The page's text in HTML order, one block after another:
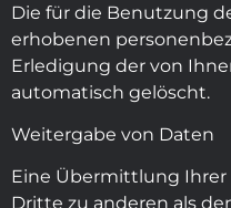
Die für die Benutzung
erhobenen
Erledigung der von
automatisch gelöscht.
Weitergabe von Daten
Eine Übermittlung
Dritte zu anderen als